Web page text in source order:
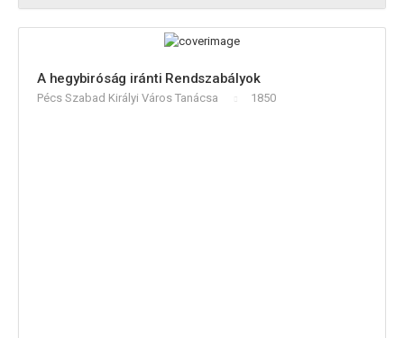
A hegybiróság iránti Rendszabályok
Pécs Szabad Királyi Város Tanácsa 1850